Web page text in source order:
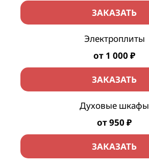
ЗАКАЗАТЬ
Электроплиты
от 1 000 ₽
ЗАКАЗАТЬ
Духовые шкафы
от 950 ₽
ЗАКАЗАТЬ